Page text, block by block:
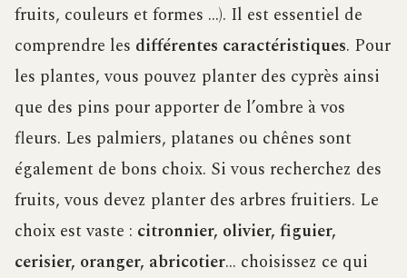
fruits, couleurs et formes …). Il est essentiel de
comprendre les différentes caractéristiques. Pour
les plantes, vous pouvez planter des cyprès ainsi
que des pins pour apporter de l’ombre à vos
fleurs. Les palmiers, platanes ou chênes sont
également de bons choix. Si vous recherchez des
fruits, vous devez planter des arbres fruitiers. Le
choix est vaste : citronnier, olivier, figuier,
cerisier, oranger, abricotier… choisissez ce qui